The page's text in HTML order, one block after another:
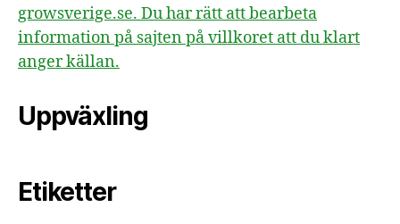
growsverige.se. Du har rätt att bearbeta
information på sajten på villkoret att du klart
anger källan.
Uppväxling
Etiketter